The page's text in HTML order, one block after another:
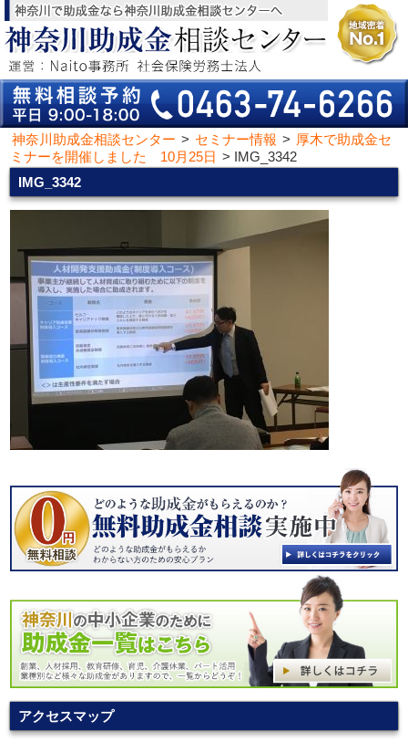
神奈川助成金相談センター > セミナー情報 > 厚木で助成金セ
ミナーを開催しました 10月25日 > IMG_3342
IMG_3342
アクセスマップ